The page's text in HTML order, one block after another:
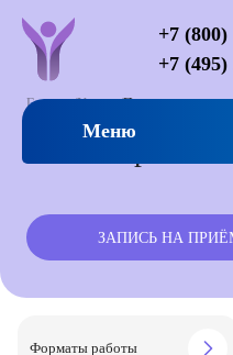
+7 (800)
+7 (495)
Меню
Главная Услуги Психотерапия
ЗАПИСЬ НА
Форматы работы